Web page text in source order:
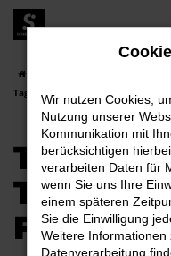
Zum
Hauptinhalt
Tageszulassung für Cottbus
TOYOTA
FÜR
Wir nutzen Cookies,
Nutzung unserer
Kommunikation mit
berücksichtigen
verarbeiten Daten für
wenn Sie uns Ihre
einem späteren
Sie die Einwilligung
Weitere Informationen
Datenverarbeitung